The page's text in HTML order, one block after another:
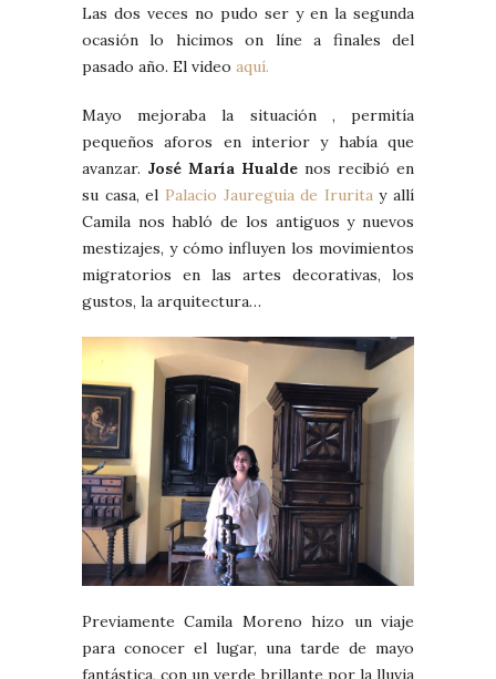
Las dos veces no pudo ser y en la segunda
ocasión lo hicimos on líne a finales del
pasado año. El video aquí.
Mayo mejoraba la situación , permitía
pequeños aforos en interior y había que
avanzar. José María Hualde nos recibió en
su casa, el Palacio Jaureguia de Iruritay allí
Camila nos habló de los antiguos y nuevos
mestizajes, y cómo influyen los movimientos
migratorios en las artes decorativas, los
gustos, la arquitectura…
Previamente Camila Moreno hizo un viaje
para conocer el lugar, una tarde de mayo
fantástica, con un verde brillante por la lluvia